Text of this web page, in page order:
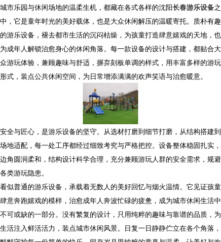
城市乐园与休闲场地的温柔生机，都藏在各式各样的沈阳长春游乐设备之
中，它是童年时光的美好载体，也是大众休闲解压的温暖寄托。质朴有趣
的游乐设备，褪去都市生活的沉闷枯燥，为孩童打造肆意嬉戏的天地，也
为成年人解锁治愈身心的休闲角落。每一款设备的设计与搭建，都贴合大
众游玩体验，兼顾趣味与舒适，摒弃刻板单调的样式，用丰富多样的游玩
形式，装点公共休闲空间，为日常增添满满的欢声笑语与治愈暖意。
安全与匠心，是游乐设备的坚守。从选材打磨到细节打磨，从结构搭建到
场地适配，每一处工序都经过细致考究与严格把控。设备整体稳固扎实，
边角圆润柔和，结构设计科学合理，充分兼顾游玩人群的安全需求，规避
各类游玩隐患。
看似普通的游乐设备，承载着无数人的美好回忆与烟火温情。它见证孩童
肆意奔跑嬉戏的模样，治愈成年人奔波忙碌的疲惫，成为城市休闲生活中
不可或缺的一部分。没有繁复的设计，只用纯粹的趣味与靠谱的品质，为
生活注入鲜活活力，装点城市休闲风景。日复一日静静伫立在各个角落，